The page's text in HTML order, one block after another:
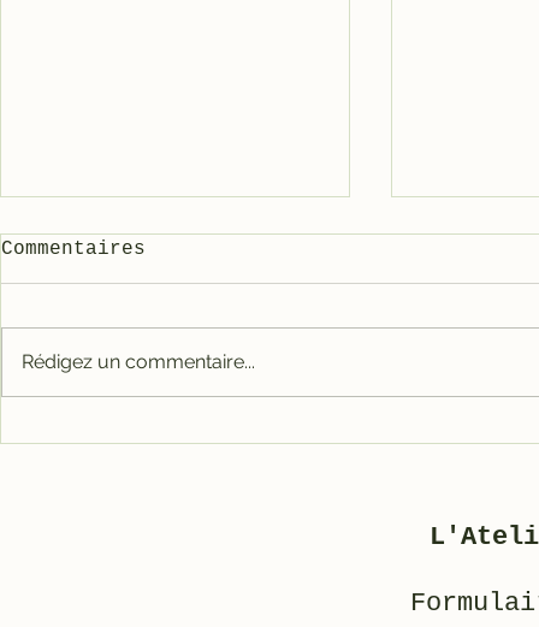
Commentaires
Rédigez un commentaire...